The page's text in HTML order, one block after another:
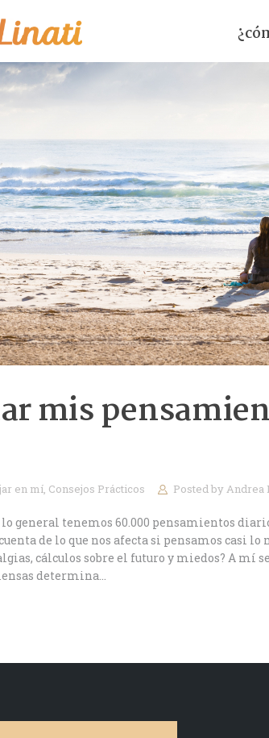
mis
en mí, Consejos Prácticos Posted byAndrea
lo general tenemos 60.000 pensamientos
de lo que nos afecta si pensamos casi
cálculos sobre el futuro y miedos? A mí
determina…